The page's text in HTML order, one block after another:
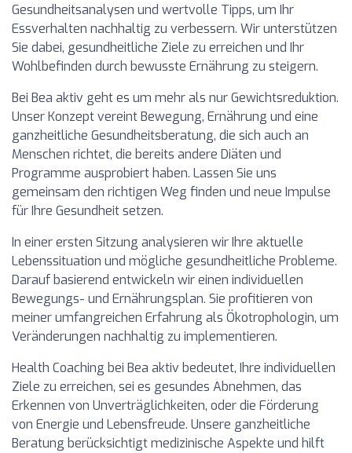
Gesundheitsanalysen und wertvolle Tipps, um Ihr
Essverhalten nachhaltig zu verbessern. Wir unterstützen
Sie dabei, gesundheitliche Ziele zu erreichen und Ihr
Wohlbefinden durch bewusste Ernährung zu steigern.
Bei Bea aktiv geht es um mehr als nur Gewichtsreduktion.
Unser Konzept vereint Bewegung, Ernährung und eine
ganzheitliche Gesundheitsberatung, die sich auch an
Menschen richtet, die bereits andere Diäten und
Programme ausprobiert haben. Lassen Sie uns
gemeinsam den richtigen Weg finden und neue Impulse
für Ihre Gesundheit setzen.
In einer ersten Sitzung analysieren wir Ihre aktuelle
Lebenssituation und mögliche gesundheitliche Probleme.
Darauf basierend entwickeln wir einen individuellen
Bewegungs- und Ernährungsplan. Sie profitieren von
meiner umfangreichen Erfahrung als Ökotrophologin, um
Veränderungen nachhaltig zu implementieren.
Health Coaching bei Bea aktiv bedeutet, Ihre individuellen
Ziele zu erreichen, sei es gesundes Abnehmen, das
Erkennen von Unverträglichkeiten, oder die Förderung
von Energie und Lebensfreude. Unsere ganzheitliche
Beratung berücksichtigt medizinische Aspekte und hilft